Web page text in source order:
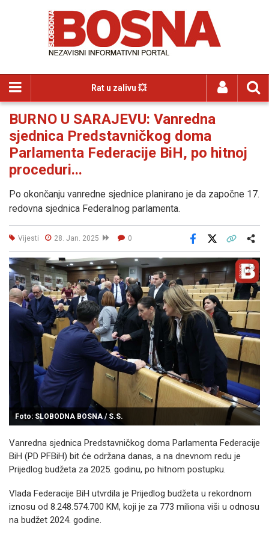
Rat u zalivu 💥
BURNO U SARAJEVU: Vanredna
sjednica Predstavničkog doma
Parlamenta Federacije BiH, po hitnoj
proceduri...
Po okončanju vanredne sjednice planirano je da započne 17.
redovna sjednica Federalnog parlamenta.
Vijesti 28. Jan. 2025 0
Facebook
Foto: SLOBODNA BOSNA / S.S.
Vanredna sjednica Predstavničkog doma Parlamenta Federacije
BiH (PD PFBiH) bit će održana danas, a na dnevnom redu je
Prijedlog budžeta za 2025. godinu, po hitnom postupku.
Vlada Federacije BiH utvrdila je Prijedlog budžeta u rekordnom
iznosu od 8.248.574.700 KM, koji je za 773 miliona viši u odnosu
na budžet 2024. godine.